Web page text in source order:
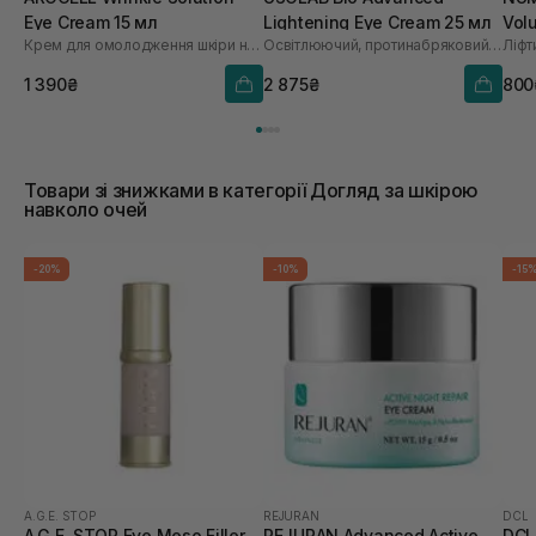
Eye Cream 15 мл
Крем для омолодження шкіри навколо очей
1 390₴
Lightening Eye Cream 25 мл
Освітлюючий, протинабряковий та омолоджуючий крем для очей
2 875₴
Товари зі знижками в категорії Догляд за шкірою
навколо очей
-20%
A.G.E. STOP
-10%
REJURAN
-
DCL